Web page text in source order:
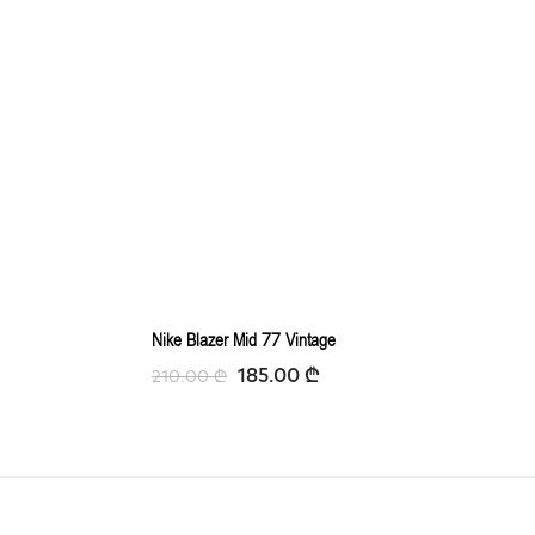
Nike Blazer Mid 77 Vintage
210.00₾ 185.00 ₾